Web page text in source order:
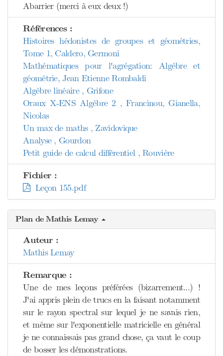
Abarrier (merci à eux deux !)
Références :
Histoires hédonistes de groupes et géométries,
Tome 1, Caldero, Germoni
Mathématiques pour l'agrégation: Algèbre et
géométrie, Jean Etienne Rombaldi
Algèbre linéaire , Grifone
Oraux X-ENS Algèbre 2 , Francinou, Gianella,
Nicolas
Un max de maths , Zavidovique
Analyse , Gourdon
Petit guide de calcul différentiel , Rouvière
Fichier :
Leçon 155.pdf
Plan de Mathis Lemay
Auteur :
Mathis Lemay
Remarque :
Une de mes leçons préférées (bizarrement...) !
J'ai appris plein de trucs en la faisant notamment
sur le rayon spectral sur lequel je ne savais rien,
et même sur l'exponentielle matricielle en général
je ne connaissais pas grand chose, ça vaut le coup
de bosser les démonstrations.